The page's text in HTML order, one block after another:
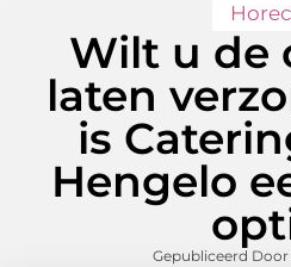
Wilt u de
laten
is
Hengelo
Gepubliceerd